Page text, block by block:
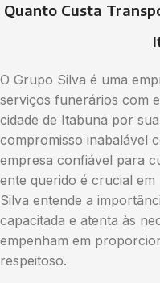
Quanto Custa
O Grupo Silva é uma
serviços funerários com
cidade de Itabuna por
compromisso inabalável
empresa confiável para
ente querido é crucial
Silva entende a
capacitada e atenta às
empenham em
respeitoso.